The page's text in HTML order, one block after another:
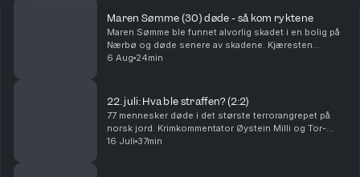
Maren Sømme (30) døde - så kom ryktene
Maren Sømme ble funnet alvorlig skadet i en bolig på
Nærbø og døde senere av skadene. Kjæresten
hennes er siktet for drap, men nekter straffskyld. I
6 Aug 24min
22. juli: Hva ble straffen? (2:2)
77 mennesker døde i det største terrorangrepet på
norsk jord. Krimkommentator Øystein Milli og Tor-
Erling Thømt Ruud går gjennom etterspillet av 22. juli i
16 Juli 37min